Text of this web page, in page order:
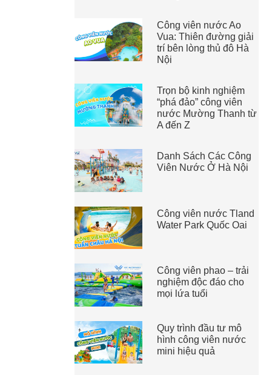
Công viên nước Ao
Vua: Thiên đường giải
trí bên lòng thủ đô Hà
Nội
Trọn bộ kinh nghiệm
“phá đảo” công viên
nước Mường Thanh từ
A đến Z
Danh Sách Các Công
Viên Nước Ở Hà Nội
Công viên nước Tland
Water Park Quốc Oai
Công viên phao – trải
nghiệm độc đáo cho
mọi lứa tuổi
Quy trình đầu tư mô
hình công viên nước
mini hiệu quả